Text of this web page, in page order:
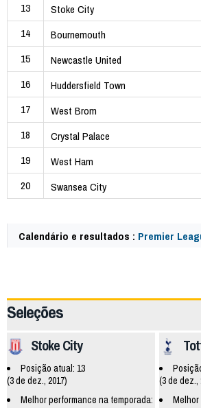
13
Stoke City
14
Bournemouth
15
Newcastle United
16
Huddersfield Town
17
West Brom
18
Crystal Palace
19
West Ham
20
Swansea City
Calendário e resultados : Premier
Seleções
(3 de dez.,
Melhor
Stoke City
Posição atual: 13
(3 de dez., 2017)
Melhor performance na temporada: